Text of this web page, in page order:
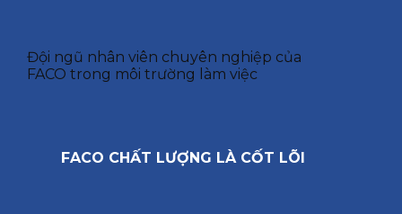
Đội ngũ nhân viên chuyên nghiệp của
FACO trong môi trường làm việc
FACO CHẤT LƯỢNG LÀ CỐT LÕI